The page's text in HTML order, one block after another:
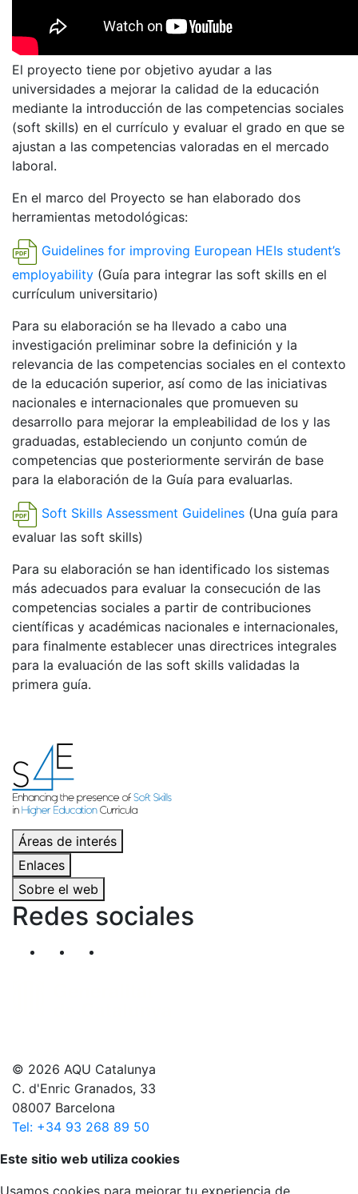
El proyecto tiene por objetivo ayudar a las
universidades a mejorar la calidad de la educación
mediante la introducción de las competencias sociales
(soft skills) en el currículo y evaluar el grado en que se
ajustan a las competencias valoradas en el mercado
laboral.
En el marco del Proyecto se han elaborado dos
herramientas metodológicas:
Guidelines for improving European HEIs student’s
employability (Guía para integrar las soft skills en el
currículum universitario)
Para su elaboración se ha llevado a cabo una
investigación preliminar sobre la definición y la
relevancia de las competencias sociales en el contexto
de la educación superior, así como de las iniciativas
nacionales e internacionales que promueven su
desarrollo para mejorar la empleabilidad de los y las
graduadas, estableciendo un conjunto común de
competencias que posteriormente servirán de base
para la elaboración de la Guía para evaluarlas.
Soft Skills Assessment Guidelines (Una guía para
evaluar las soft skills)
Para su elaboración se han identificado los sistemas
más adecuados para evaluar la consecución de las
competencias sociales a partir de contribuciones
científicas y académicas nacionales e internacionales,
para finalmente establecer unas directrices integrales
para la evaluación de las soft skills validadas la
primera guía.
Áreas de interés
Enlaces
Sobre el web
Redes sociales
Segueix-nos al nostre canal de Twitter
© 2026 AQU Catalunya
C. d'Enric Granados, 33
08007 Barcelona
Tel: +34 93 268 89 50
Volver arriba
Este sitio web utiliza cookies
Usamos cookies para mejorar tu experiencia de